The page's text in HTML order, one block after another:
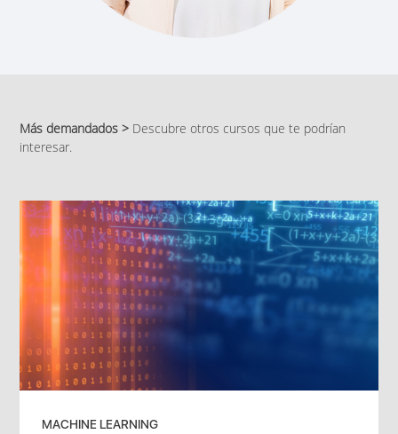
Más demandados > Descubre otros cursos que te podrían
interesar.
MACHINE LEARNING